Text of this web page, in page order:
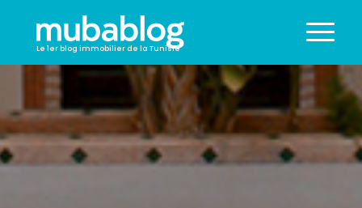
Le 1er blog immobilier de la Tunisie